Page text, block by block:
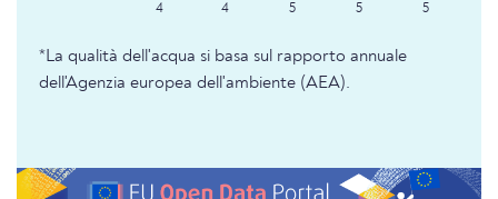
4 4 5 5 5
*La qualità dell'acqua si basa sul rapporto annuale
dell'Agenzia europea dell'ambiente (AEA).